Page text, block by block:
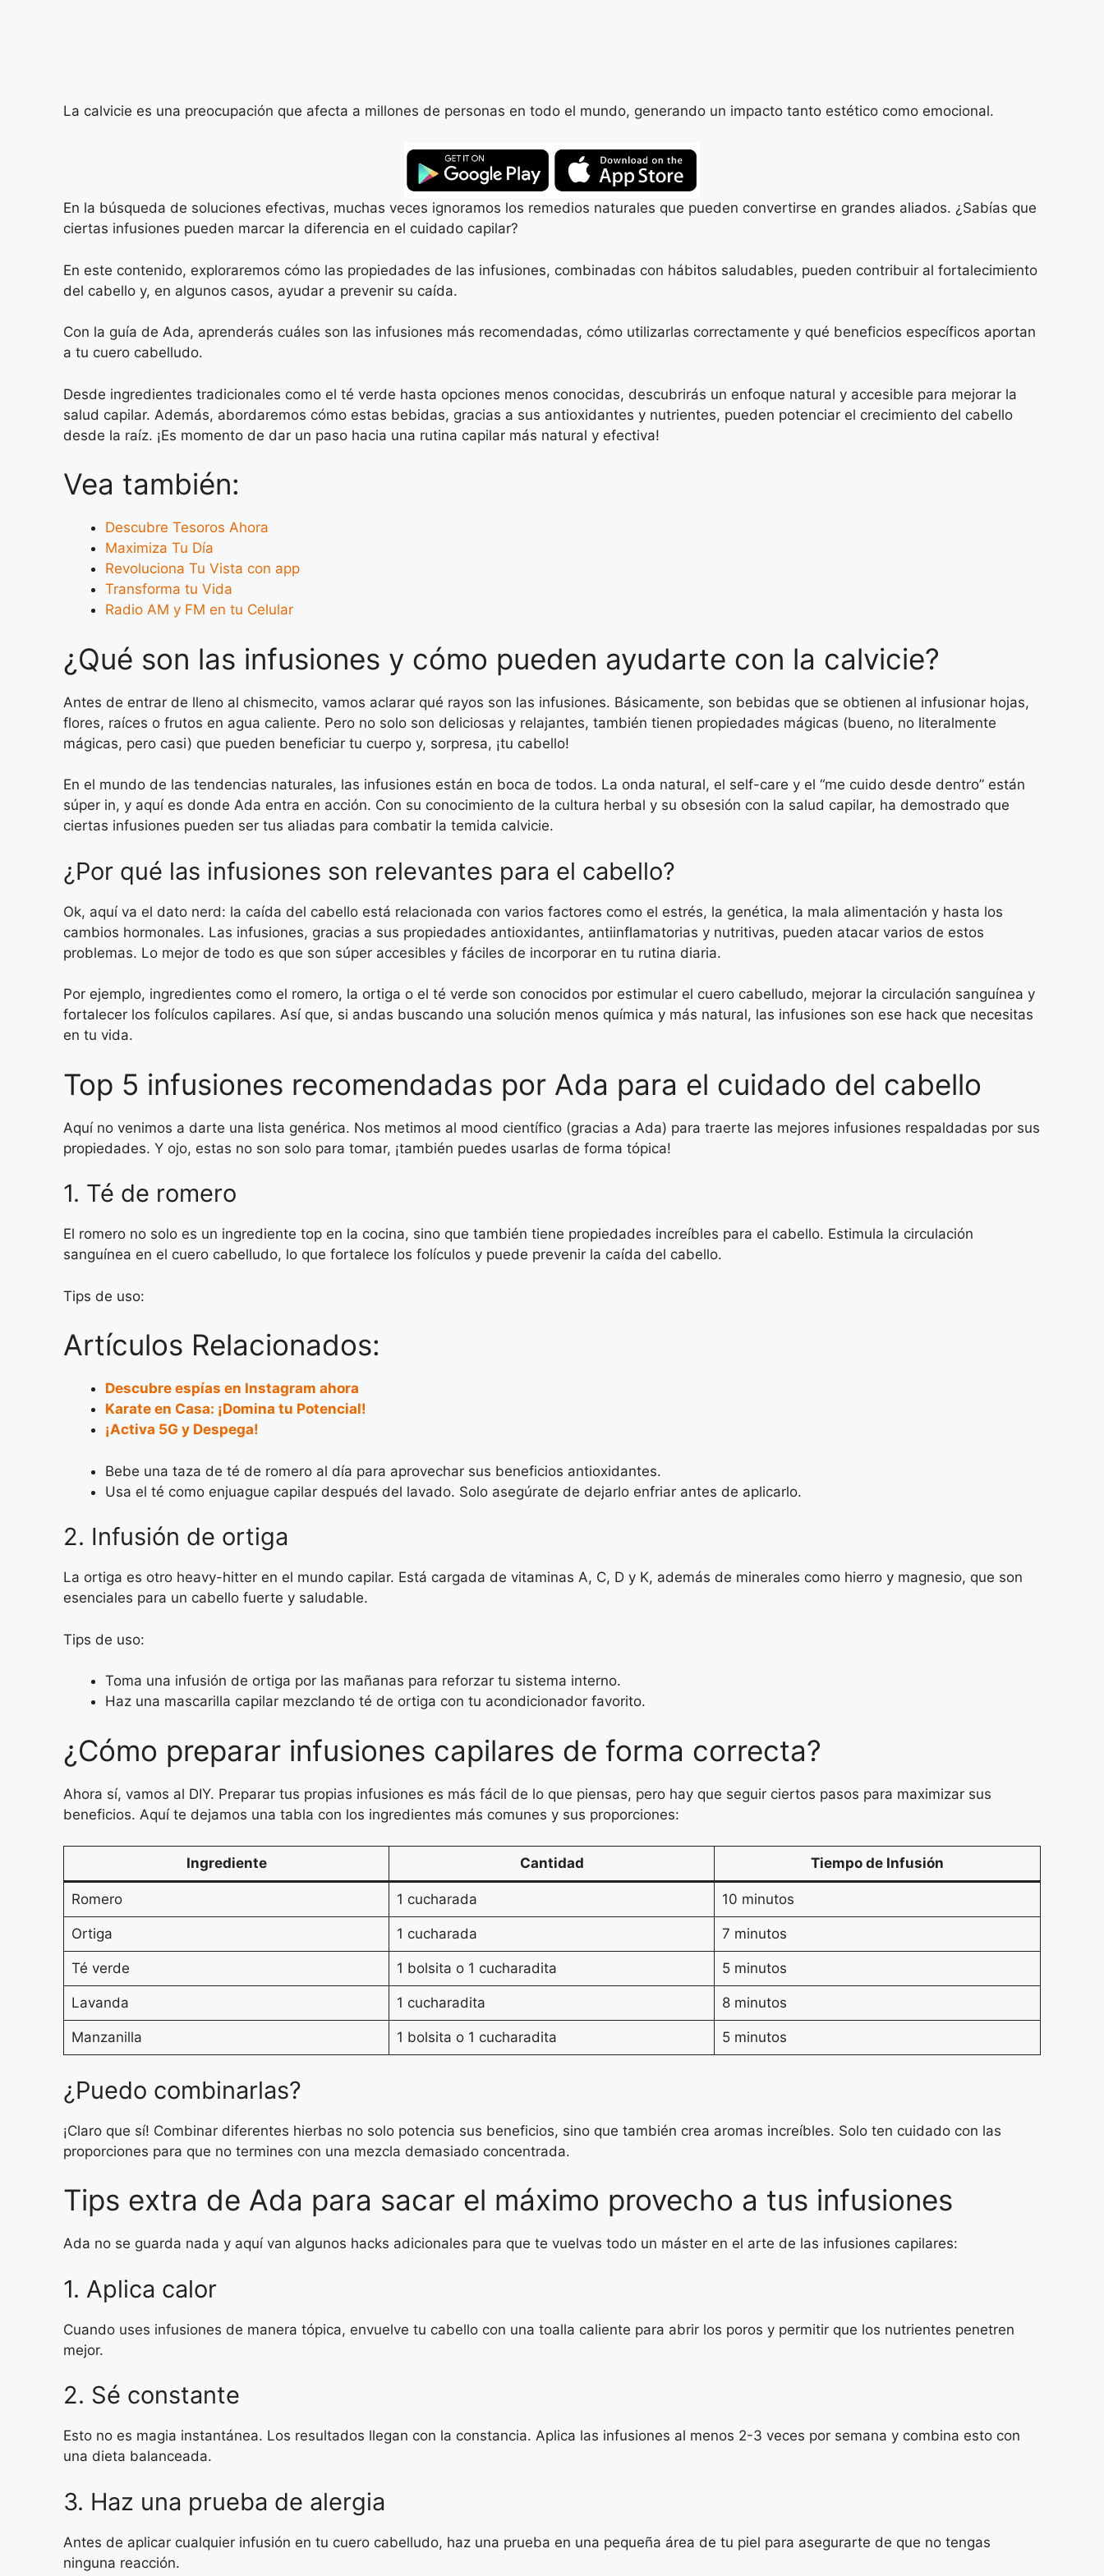
La calvicie es una preocupación que afecta a millones de personas en todo el mundo, generando un impacto tanto estético como emocional.
En la búsqueda de soluciones efectivas, muchas veces ignoramos los remedios naturales que pueden convertirse en grandes aliados. ¿Sabías que
ciertas infusiones pueden marcar la diferencia en el cuidado capilar?
En este contenido, exploraremos cómo las propiedades de las infusiones, combinadas con hábitos saludables, pueden contribuir al fortalecimiento
del cabello y, en algunos casos, ayudar a prevenir su caída.
Con la guía de Ada, aprenderás cuáles son las infusiones más recomendadas, cómo utilizarlas correctamente y qué beneficios específicos aportan
a tu cuero cabelludo.
Desde ingredientes tradicionales como el té verde hasta opciones menos conocidas, descubrirás un enfoque natural y accesible para mejorar la
salud capilar. Además, abordaremos cómo estas bebidas, gracias a sus antioxidantes y nutrientes, pueden potenciar el crecimiento del cabello
desde la raíz. ¡Es momento de dar un paso hacia una rutina capilar más natural y efectiva!
Vea también:
Descubre Tesoros Ahora
Maximiza Tu Día
Revoluciona Tu Vista con app
Transforma tu Vida
Radio AM y FM en tu Celular
¿Qué son las infusiones y cómo pueden ayudarte con la calvicie?
Antes de entrar de lleno al chismecito, vamos aclarar qué rayos son las infusiones. Básicamente, son bebidas que se obtienen al infusionar hojas,
flores, raíces o frutos en agua caliente. Pero no solo son deliciosas y relajantes, también tienen propiedades mágicas (bueno, no literalmente
mágicas, pero casi) que pueden beneficiar tu cuerpo y, sorpresa, ¡tu cabello!
En el mundo de las tendencias naturales, las infusiones están en boca de todos. La onda natural, el self-care y el “me cuido desde dentro” están
súper in, y aquí es donde Ada entra en acción. Con su conocimiento de la cultura herbal y su obsesión con la salud capilar, ha demostrado que
ciertas infusiones pueden ser tus aliadas para combatir la temida calvicie.
¿Por qué las infusiones son relevantes para el cabello?
Ok, aquí va el dato nerd: la caída del cabello está relacionada con varios factores como el estrés, la genética, la mala alimentación y hasta los
cambios hormonales. Las infusiones, gracias a sus propiedades antioxidantes, antiinflamatorias y nutritivas, pueden atacar varios de estos
problemas. Lo mejor de todo es que son súper accesibles y fáciles de incorporar en tu rutina diaria.
Por ejemplo, ingredientes como el romero, la ortiga o el té verde son conocidos por estimular el cuero cabelludo, mejorar la circulación sanguínea y
fortalecer los folículos capilares. Así que, si andas buscando una solución menos química y más natural, las infusiones son ese hack que necesitas
en tu vida.
Top 5 infusiones recomendadas por Ada para el cuidado del cabello
Aquí no venimos a darte una lista genérica. Nos metimos al mood científico (gracias a Ada) para traerte las mejores infusiones respaldadas por sus
propiedades. Y ojo, estas no son solo para tomar, ¡también puedes usarlas de forma tópica!
1. Té de romero
El romero no solo es un ingrediente top en la cocina, sino que también tiene propiedades increíbles para el cabello. Estimula la circulación
sanguínea en el cuero cabelludo, lo que fortalece los folículos y puede prevenir la caída del cabello.
Tips de uso:
Artículos Relacionados:
Descubre espías en Instagram ahora
Karate en Casa: ¡Domina tu Potencial!
¡Activa 5G y Despega!
Bebe una taza de té de romero al día para aprovechar sus beneficios antioxidantes.
Usa el té como enjuague capilar después del lavado. Solo asegúrate de dejarlo enfriar antes de aplicarlo.
2. Infusión de ortiga
La ortiga es otro heavy-hitter en el mundo capilar. Está cargada de vitaminas A, C, D y K, además de minerales como hierro y magnesio, que son
esenciales para un cabello fuerte y saludable.
Tips de uso:
Toma una infusión de ortiga por las mañanas para reforzar tu sistema interno.
Haz una mascarilla capilar mezclando té de ortiga con tu acondicionador favorito.
¿Cómo preparar infusiones capilares de forma correcta?
Ahora sí, vamos al DIY. Preparar tus propias infusiones es más fácil de lo que piensas, pero hay que seguir ciertos pasos para maximizar sus
beneficios. Aquí te dejamos una tabla con los ingredientes más comunes y sus proporciones:
Ingrediente Cantidad Tiempo de Infusión
Romero 1 cucharada 10 minutos
Ortiga 1 cucharada 7 minutos
Té verde 1 bolsita o 1 cucharadita 5 minutos
Lavanda 1 cucharadita 8 minutos
Manzanilla 1 bolsita o 1 cucharadita 5 minutos
¿Puedo combinarlas?
¡Claro que sí! Combinar diferentes hierbas no solo potencia sus beneficios, sino que también crea aromas increíbles. Solo ten cuidado con las
proporciones para que no termines con una mezcla demasiado concentrada.
Tips extra de Ada para sacar el máximo provecho a tus infusiones
Ada no se guarda nada y aquí van algunos hacks adicionales para que te vuelvas todo un máster en el arte de las infusiones capilares:
1. Aplica calor
Cuando uses infusiones de manera tópica, envuelve tu cabello con una toalla caliente para abrir los poros y permitir que los nutrientes penetren
mejor.
2. Sé constante
Esto no es magia instantánea. Los resultados llegan con la constancia. Aplica las infusiones al menos 2-3 veces por semana y combina esto con
una dieta balanceada.
3. Haz una prueba de alergia
Antes de aplicar cualquier infusión en tu cuero cabelludo, haz una prueba en una pequeña área de tu piel para asegurarte de que no tengas
ninguna reacción.